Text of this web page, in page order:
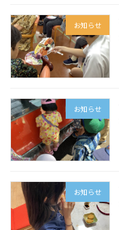
お知らせ
お知らせ
お知らせ